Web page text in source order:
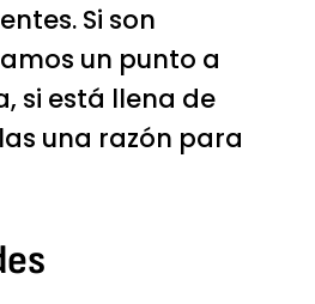
Si son
un punto a
si está llena de
una razón para